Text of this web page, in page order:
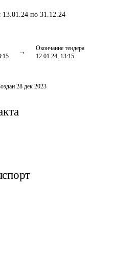
13.01.24 по 31.12.24
Окончание тендера
12.01.24, 13:15
28 дек 2023